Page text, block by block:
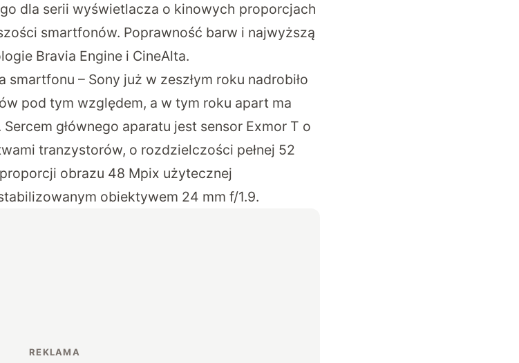
dla serii wyświetlacza o kinowych proporcjach
smartfonów. Poprawność barw i najwyższą
Bravia Engine i CineAlta.
– Sony już w zeszłym roku nadrobiło
pod tym względem, a w tym roku apart ma
głównego aparatu jest sensor Exmor T o
tranzystorów, o rozdzielczości pełnej 52
obrazu 48 Mpix użytecznej
obiektywem 24 mm f/1.9.